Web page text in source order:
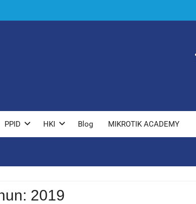
PPID HKI Blog MIKROTIK ACADEMY
2019